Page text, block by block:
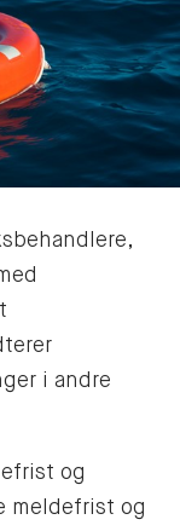
i andre
og
meldefrist og